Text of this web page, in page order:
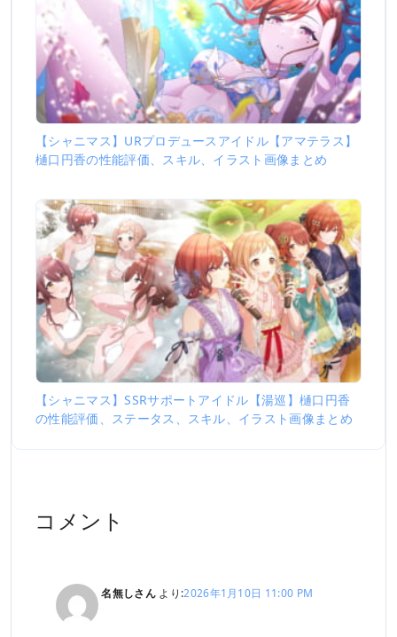
【シャニマス】URプロデュースアイドル【アマテラス】
樋口円香の性能評価、スキル、イラスト画像まとめ
【シャニマス】SSRサポートアイドル【湯巡】樋口円香
の性能評価、ステータス、スキル、イラスト画像まとめ
コメント
名無しさん より:2026年1月10日 11:00 PM